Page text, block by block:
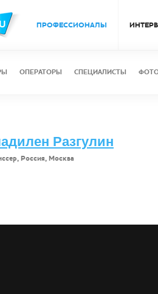
ПРОФЕССИОНАЛЫ
ОПЕРАТОРЫ СПЕЦИАЛИСТЫ
Разгулин
Россия, Москва